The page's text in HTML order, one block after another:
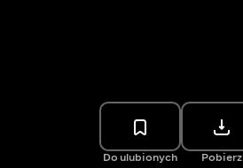
Do ulubionych Pobierz